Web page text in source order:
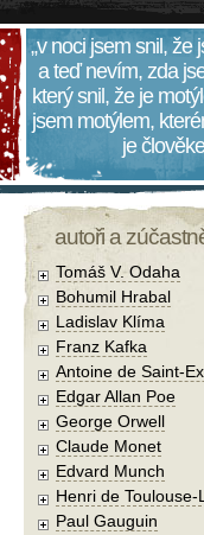
„v noci jsem snil, že
a teď nevím, zda
který snil, že je
jsem motýlem,
je
autoři a
Tomáš V. Odaha
Bohumil Hrabal
Ladislav Klíma
Franz Kafka
Antoine de Saint-
Edgar Allan Poe
George Orwell
Claude Monet
Edvard Munch
Henri de Toulouse-
Paul Gauguin